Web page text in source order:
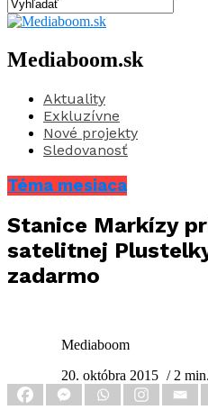
Mediaboom.sk
Aktuality
Exkluzívne
Nové projekty
Sledovanosť
Téma mesiaca
Stanice Markízy
satelitnej
zadarmo
Mediaboom
20. októbra 2015 / 2